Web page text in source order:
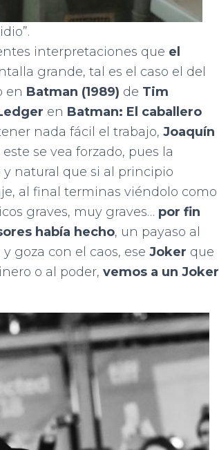
interpretaciones que el
grande, tal es el caso el del
en Batman (1989) de Tim
en Batman: El caballero
nada fácil el trabajo, Joaquín
se vea forzado, pues la
natural que si al principio
al final terminas viéndolo como
graves, muy graves… por fin
había hecho, un payaso al
goza con el caos, ese Joker que
o al poder, vemos a un Joker